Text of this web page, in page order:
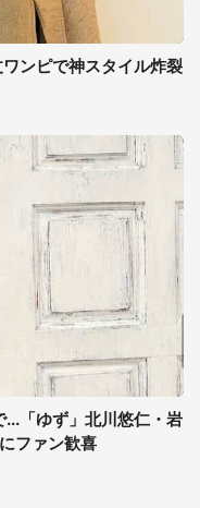
ンピで神スタイル炸裂
「ゆず」北川悠仁・岩
ファン歓喜